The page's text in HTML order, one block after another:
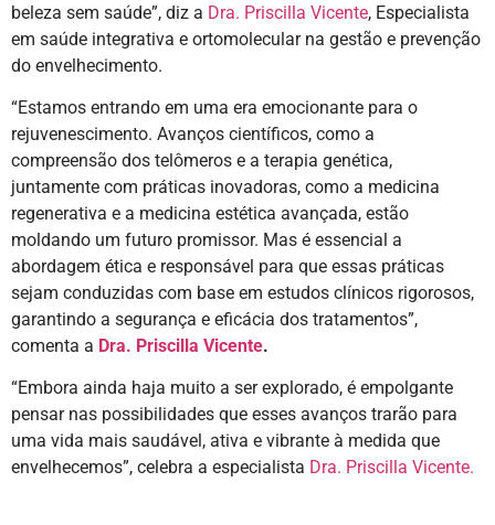
beleza sem saúde”, diz a Dra. Priscilla Vicente, Especialista
em saúde integrativa e ortomolecular na gestão e prevenção
do envelhecimento.
“Estamos entrando em uma era emocionante para o
rejuvenescimento. Avanços científicos, como a
compreensão dos telômeros e a terapia genética,
juntamente com práticas inovadoras, como a medicina
regenerativa e a medicina estética avançada, estão
moldando um futuro promissor. Mas é essencial a
abordagem ética e responsável para que essas práticas
sejam conduzidas com base em estudos clínicos rigorosos,
garantindo a segurança e eficácia dos tratamentos”,
comenta a Dra. Priscilla Vicente.
“Embora ainda haja muito a ser explorado, é empolgante
pensar nas possibilidades que esses avanços trarão para
uma vida mais saudável, ativa e vibrante à medida que
envelhecemos”, celebra a especialista Dra. Priscilla Vicente.